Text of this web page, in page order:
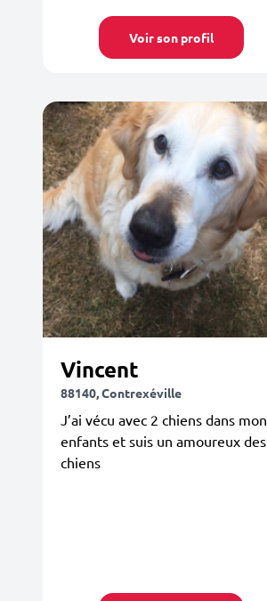
Voir son profil
Vincent
88140, Contrexéville
J’ai vécu avec 2 chiens dans mon
enfants et suis un amoureux des
chiens